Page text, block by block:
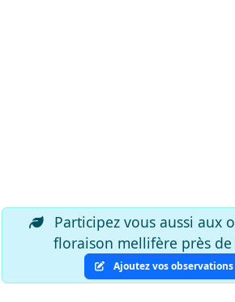
Participez vous aussi aux
floraison mellifère près de
Ajoutez vos